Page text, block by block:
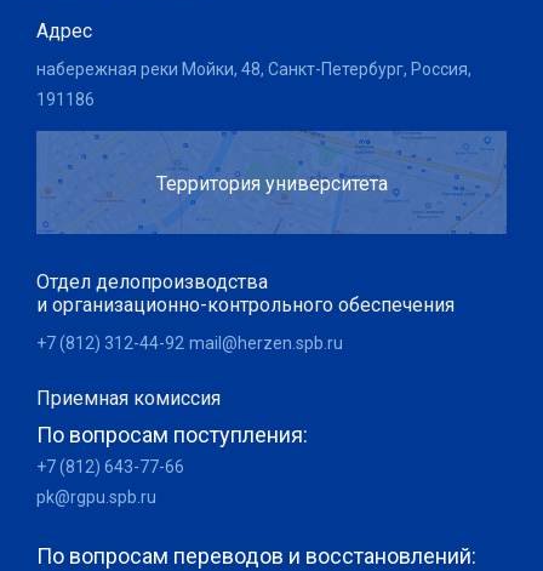
Адрес
набережная реки Мойки, 48, Санкт-Петербург, Россия,
191186
Территория университета
Отдел делопроизводства
и организационно-контрольного обеспечения
+7 (812) 312-44-92 mail@herzen.spb.ru
Приемная комиссия
По вопросам поступления:
+7 (812) 643-77-66
pk@rgpu.spb.ru
По вопросам переводов и восстановлений: